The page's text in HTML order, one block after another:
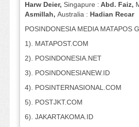
Harw Deier, Singapure : Abd. Faiz,
Asmillah, Australia : Hadian Recar
POSINDONESIA MEDIA MATAPOS
1). MATAPOST.COM
2). POSINDONESIA.NET
3). POSINDONESIANEW.ID
4). POSINTERNASIONAL.COM
5). POSTJKT.COM
6). JAKARTAKOMA.ID